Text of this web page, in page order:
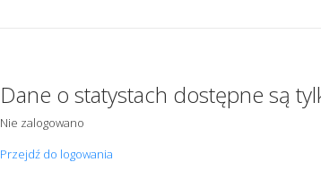
Dane o statystach dostępne są
Nie zalogowano
Przejdź do logowania